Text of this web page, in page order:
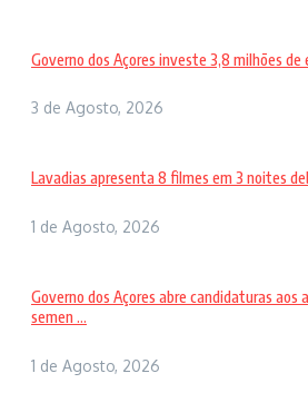
Governo dos Açores investe 3,8 milhões de
3 de Agosto, 2026
Lavadias apresenta 8 filmes em 3 noites
1 de Agosto, 2026
Governo dos Açores abre candidaturas aos
semen ...
1 de Agosto, 2026